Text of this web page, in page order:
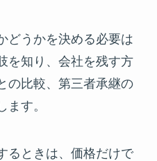
どうかを決める必要は
を知り、会社を残す方
の比較、第三者承継の
ます。
るときは、価格だけで